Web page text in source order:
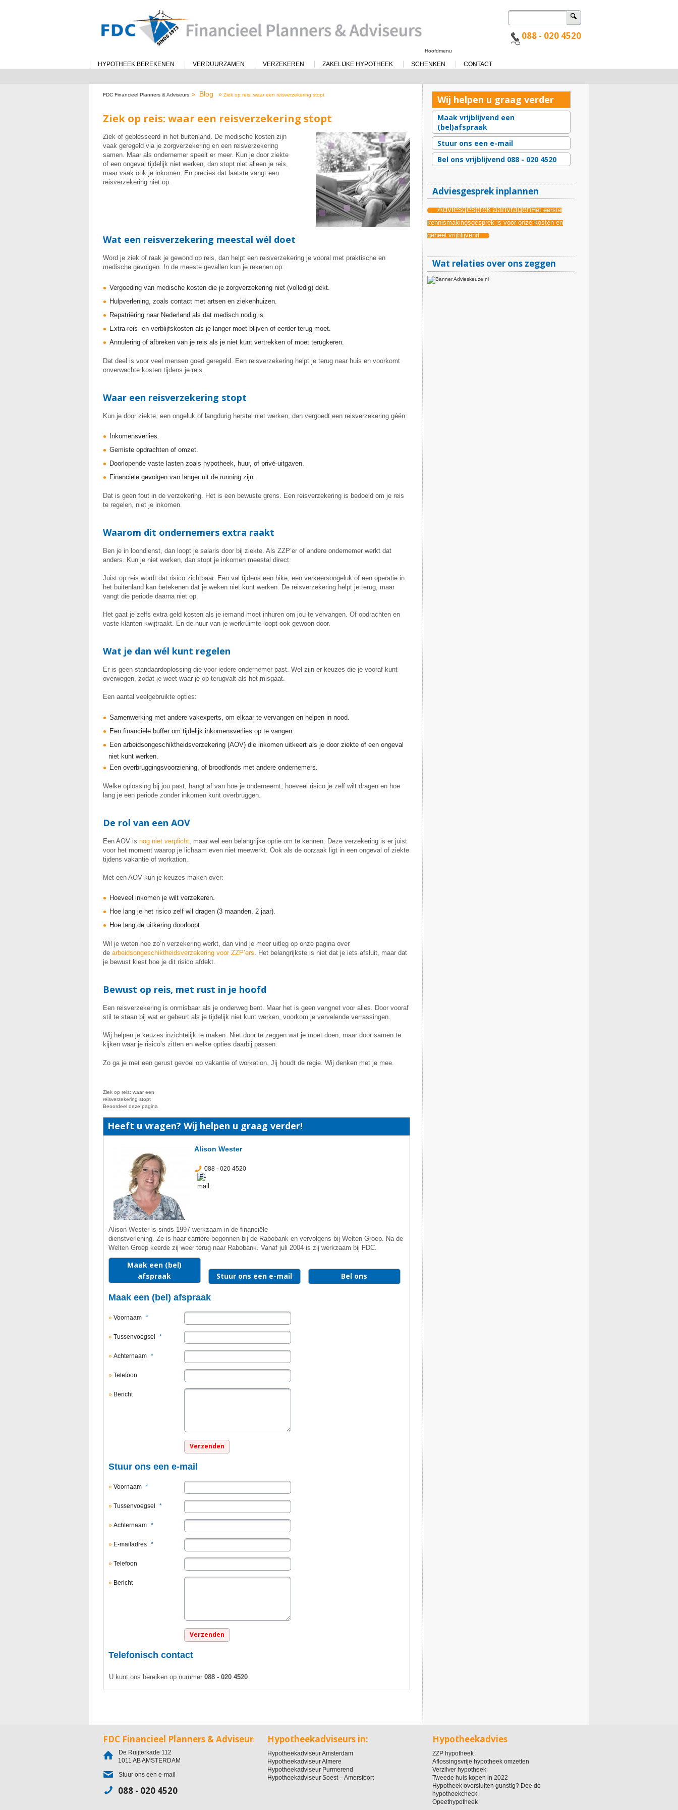
Zoeken
naar:
088 - 020 4520
Hoofdmenu
HYPOTHEEK BEREKENEN VERDUURZAMEN VERZEKEREN ZAKELIJKE HYPOTHEEK SCHENKEN CONTACT
FDC Financieel Planners & Adviseurs » Blog » Ziek op reis: waar een reisverzekering stopt
Ziek op reis: waar een reisverzekering stopt
Ziek of geblesseerd in het buitenland. De medische kosten zijn
vaak geregeld via je zorgverzekering en een reisverzekering
samen. Maar als ondernemer speelt er meer. Kun je door ziekte
of een ongeval tijdelijk niet werken, dan stopt niet alleen je reis,
maar vaak ook je inkomen. En precies dat laatste vangt een
reisverzekering niet op.
Wat een reisverzekering meestal wél doet
Word je ziek of raak je gewond op reis, dan helpt een reisverzekering je vooral met praktische en
medische gevolgen. In de meeste gevallen kun je rekenen op:
Vergoeding van medische kosten die je zorgverzekering niet (volledig) dekt.
Hulpverlening, zoals contact met artsen en ziekenhuizen.
Repatriëring naar Nederland als dat medisch nodig is.
Extra reis- en verblijfskosten als je langer moet blijven of eerder terug moet.
Annulering of afbreken van je reis als je niet kunt vertrekken of moet terugkeren.
Dat deel is voor veel mensen goed geregeld. Een reisverzekering helpt je terug naar huis en voorkomt
onverwachte kosten tijdens je reis.
Waar een reisverzekering stopt
Kun je door ziekte, een ongeluk of langdurig herstel niet werken, dan vergoedt een reisverzekering géén:
Inkomensverlies.
Gemiste opdrachten of omzet.
Doorlopende vaste lasten zoals hypotheek, huur, of privé-uitgaven.
Financiële gevolgen van langer uit de running zijn.
Dat is geen fout in de verzekering. Het is een bewuste grens. Een reisverzekering is bedoeld om je reis
te regelen, niet je inkomen.
Waarom dit ondernemers extra raakt
Ben je in loondienst, dan loopt je salaris door bij ziekte. Als ZZP’er of andere ondernemer werkt dat
anders. Kun je niet werken, dan stopt je inkomen meestal direct.
Juist op reis wordt dat risico zichtbaar. Een val tijdens een hike, een verkeersongeluk of een operatie in
het buitenland kan betekenen dat je weken niet kunt werken. De reisverzekering helpt je terug, maar
vangt die periode daarna niet op.
Het gaat je zelfs extra geld kosten als je iemand moet inhuren om jou te vervangen. Of opdrachten en
vaste klanten kwijtraakt. En de huur van je werkruimte loopt ook gewoon door.
Wat je dan wél kunt regelen
Er is geen standaardoplossing die voor iedere ondernemer past. Wel zijn er keuzes die je vooraf kunt
overwegen, zodat je weet waar je op terugvalt als het misgaat.
Een aantal veelgebruikte opties:
Samenwerking met andere vakexperts, om elkaar te vervangen en helpen in nood.
Een financiële buffer om tijdelijk inkomensverlies op te vangen.
Een arbeidsongeschiktheidsverzekering (AOV) die inkomen uitkeert als je door ziekte of een ongeval
niet kunt werken.
Een overbruggingsvoorziening, of broodfonds met andere ondernemers.
Welke oplossing bij jou past, hangt af van hoe je onderneemt, hoeveel risico je zelf wilt dragen en hoe
lang je een periode zonder inkomen kunt overbruggen.
De rol van een AOV
Een AOV is nog niet verplicht, maar wel een belangrijke optie om te kennen. Deze verzekering is er juist
voor het moment waarop je lichaam even niet meewerkt. Ook als de oorzaak ligt in een ongeval of ziekte
tijdens vakantie of workation.
Met een AOV kun je keuzes maken over:
Hoeveel inkomen je wilt verzekeren.
Hoe lang je het risico zelf wil dragen (3 maanden, 2 jaar).
Hoe lang de uitkering doorloopt.
Wil je weten hoe zo’n verzekering werkt, dan vind je meer uitleg op onze pagina over
de arbeidsongeschiktheidsverzekering voor ZZP’ers. Het belangrijkste is niet dat je iets afsluit, maar dat
je bewust kiest hoe je dit risico afdekt.
Bewust op reis, met rust in je hoofd
Een reisverzekering is onmisbaar als je onderweg bent. Maar het is geen vangnet voor alles. Door vooraf
stil te staan bij wat er gebeurt als je tijdelijk niet kunt werken, voorkom je vervelende verrassingen.
Wij helpen je keuzes inzichtelijk te maken. Niet door te zeggen wat je moet doen, maar door samen te
kijken waar je risico’s zitten en welke opties daarbij passen.
Zo ga je met een gerust gevoel op vakantie of workation. Jij houdt de regie. Wij denken met je mee.
Ziek op reis: waar een
reisverzekering stopt
Beoordeel deze pagina
Heeft u vragen? Wij helpen u graag verder!
Alison Wester
088 - 020 4520
Alison Wester is sinds 1997 werkzaam in de financiële
dienstverlening. Ze is haar carrière begonnen bij de Rabobank en vervolgens bij Welten Groep. Na de
Welten Groep keerde zij weer terug naar Rabobank. Vanaf juli 2004 is zij werkzaam bij FDC.
Maak een (bel)
afspraak
Stuur ons een e-mail Bel ons
Maak een (bel) afspraak
Voornaam *
Tussenvoegsel *
Achternaam *
Telefoon
Bericht
Stuur ons een e-mail
Voornaam *
Tussenvoegsel *
Achternaam *
E-mailadres *
Telefoon
Bericht
Telefonisch contact
U kunt ons bereiken op nummer 088 - 020 4520.
Wij helpen u graag verder
Maak vrijblijvend een
(bel)afspraak
Stuur ons een e-mail
Bel ons vrijblijvend 088 - 020 4520
Adviesgesprek inplannen
Adviesgesprek aanvragenHet eerste
kennismakingsgesprek is voor onze kosten en
geheel vrijblijvend
Wat relaties over ons zeggen
FDC Financieel Planners & Adviseurs
De Ruijterkade 112
1011 ABAMSTERDAM
Stuur ons een e-mail
088 - 020 4520
Hypotheekadviseurs in:
Hypotheekadviseur Amsterdam
Hypotheekadviseur Almere
Hypotheekadviseur Purmerend
Hypotheekadviseur Soest – Amersfoort
Hypotheekadvies
ZZP hypotheek
Aflossingsvrije hypotheek omzetten
Verzilver hypotheek
Tweede huis kopen in 2022
Hypotheek oversluiten gunstig? Doe de
hypotheekcheck
Opeethypotheek